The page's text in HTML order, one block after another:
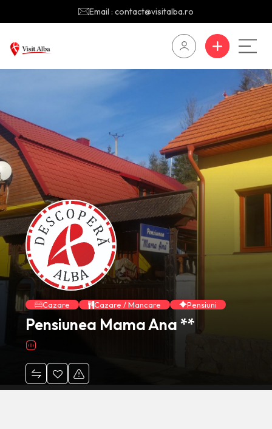
Email : contact@visitalba.ro
Cazare Cazare / Mancare Pensiuni
Pensiunea Mama Ana **